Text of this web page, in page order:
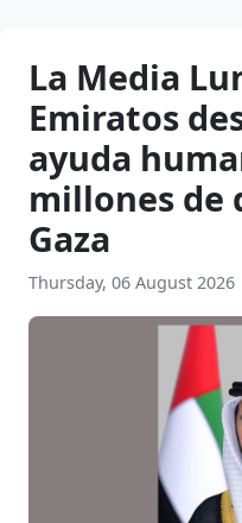
La Media
Emiratos
ayuda
millones de
Gaza
Thursday, 06 August 2026